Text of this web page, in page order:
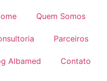
Quem Somos
Parceiros
Albamed Contato